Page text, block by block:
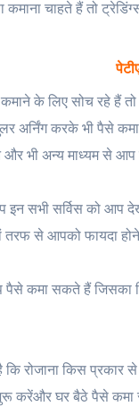
कमाना चाहते हैं तो
के लिए सोच रहे हैं
अर्निंग करके भी पैसे
और भी अन्य माध्यम से
इन सभी सर्विस को
तरफ से आपको फायदा होने
पैसे कमा सकते हैं
रोजाना किस
घर बैठे पैसे कमा